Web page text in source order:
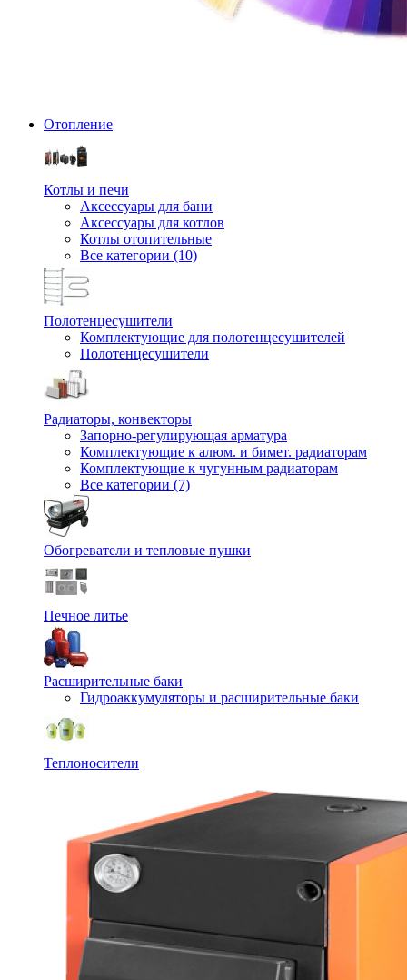
Отопление
Котлы и печи
Аксессуары для бани
Аксессуары для котлов
Котлы отопительные
Все категории (10)
Полотенцесушители
Комплектующие для полотенцесушителей
Полотенцесушители
Радиаторы, конвекторы
Запорно-регулирующая арматура
Комплектующие к алюм. и бимет. радиаторам
Комплектующие к чугунным радиаторам
Все категории (7)
Обогреватели и тепловые пушки
Печное литье
Расширительные баки
Гидроаккумуляторы и расширительные баки
Теплоносители